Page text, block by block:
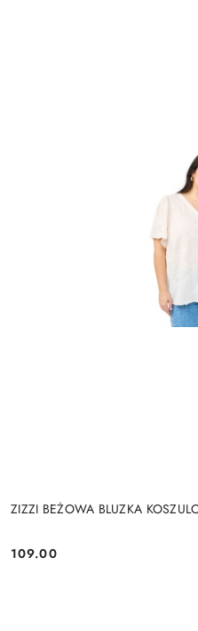
ZIZZI BEŻOWA BLUZKA
Cena:
109.00